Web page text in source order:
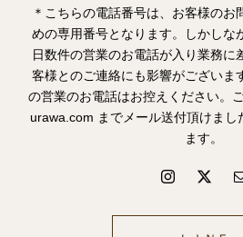
＊こちらの電話番号は、お客様のお
めの専用番号となります。しかしな
日数件の営業のお電話が入り業務に
客様とのご連絡にも影響がございま
の営業のお電話はお控えください。
urawa.com までメール送付頂けまし
ます。